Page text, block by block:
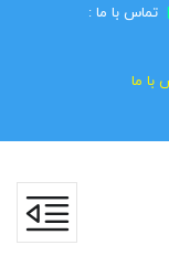
| تماس با ما :
با ما